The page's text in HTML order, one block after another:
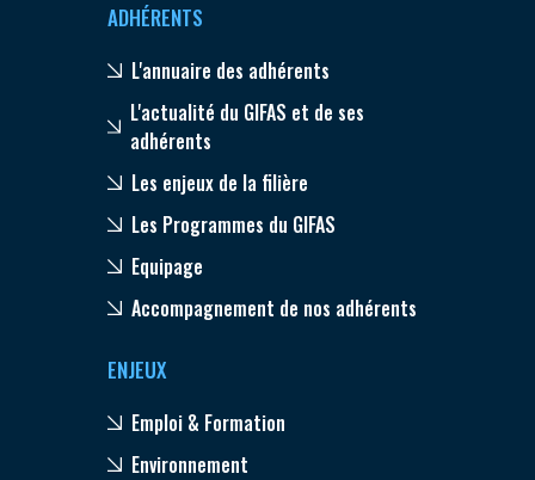
ADHÉRENTS
L'annuaire des adhérents
L'actualité du GIFAS et de ses
adhérents
Les enjeux de la filière
Les Programmes du GIFAS
Equipage
Accompagnement de nos adhérents
ENJEUX
Emploi & Formation
Environnement